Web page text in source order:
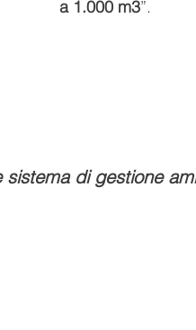
a 1.000 m3”.
di gestione